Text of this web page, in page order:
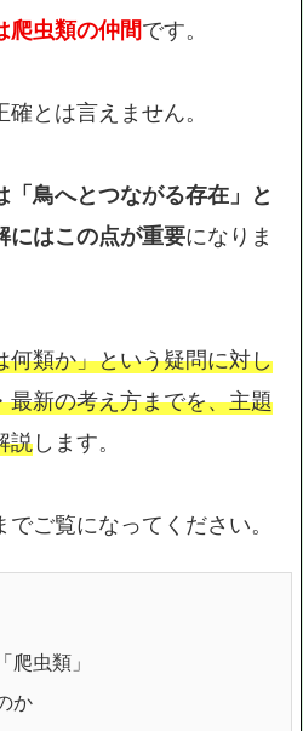
爬虫類の仲間です。
とは言えません。
「鳥へとつながる存在」と
にはこの点が重要になりま
何類か」という疑問に対し
最新の考え方までを、主題
説します。
ご覧になってください。
虫類」
か